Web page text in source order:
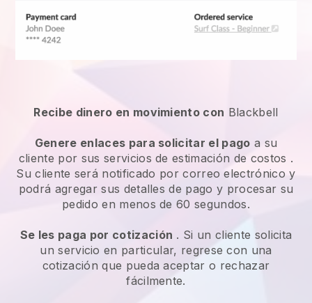
Recibe dinero en movimiento con Blackbell
Genere enlaces para solicitar el pago a su
cliente por sus servicios de estimación de costos .
Su cliente será notificado por correo electrónico y
podrá agregar sus detalles de pago y procesar su
pedido en menos de 60 segundos.
Se les paga por cotización . Si un cliente solicita
un servicio en particular, regrese con una
cotización que pueda aceptar o rechazar
fácilmente.